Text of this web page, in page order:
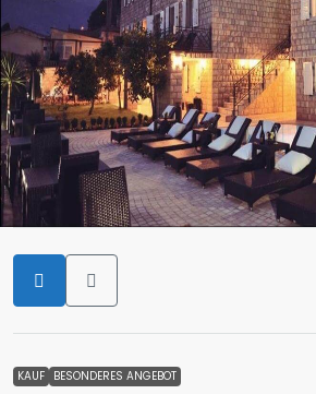
KAUF BESONDERES ANGEBOT